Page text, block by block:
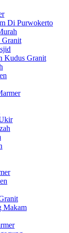
Di Purwokerto
Granit
Kudus Granit
Makam